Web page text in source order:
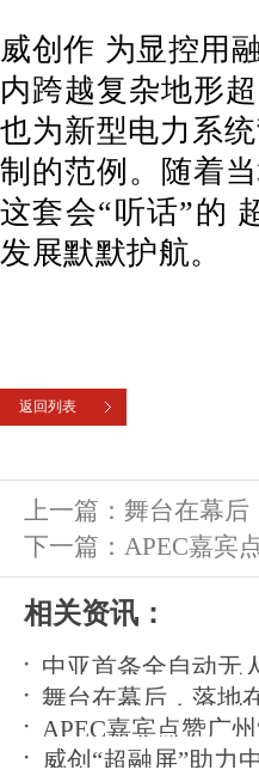
威创作 为显控用
内跨越复杂地形
也为新型电力系
制的范例。随着
这套会“听话”的
发展默默护航。
返回列表
上一篇： 舞台在幕后
下一篇： APEC嘉宾
相关资讯：
中亚首条全自动无
舞台在幕后，落地
APEC嘉宾点赞广
威创“超融屏”助力